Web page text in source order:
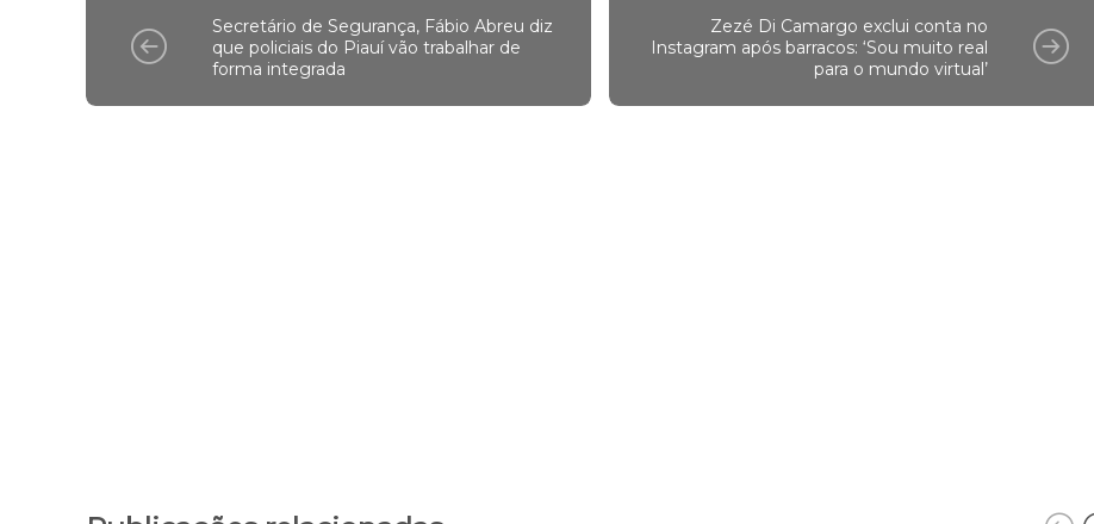
Secretário de Segurança, Fábio Abreu diz
que policiais do Piauí vão trabalhar de
forma integrada
Zezé Di Camargo exclui conta no
Instagram após barracos: ‘Sou muito real
para o mundo virtual’